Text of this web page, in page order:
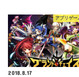
アプリゲー
2018.8.17